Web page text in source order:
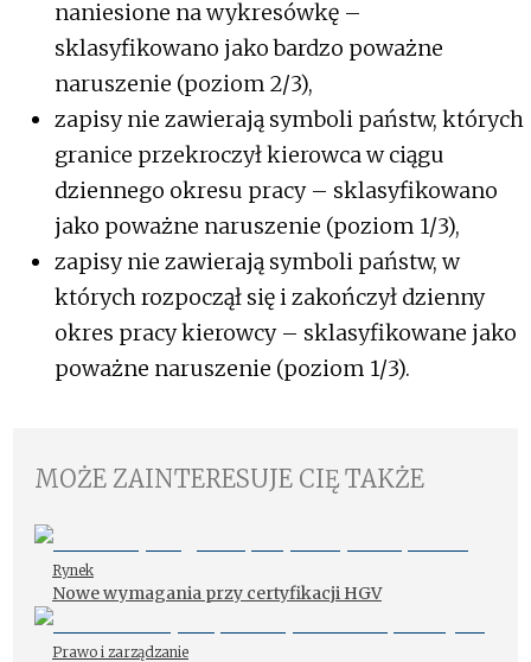
naniesione na wykresówkę –
sklasyfikowano jako bardzo poważne
naruszenie (poziom 2/3),
zapisy nie zawierają symboli państw, których
granice przekroczył kierowca w ciągu
dziennego okresu pracy – sklasyfikowano
jako poważne naruszenie (poziom 1/3),
zapisy nie zawierają symboli państw, w
których rozpoczął się i zakończył dzienny
okres pracy kierowcy – sklasyfikowane jako
poważne naruszenie (poziom 1/3).
MOŻE ZAINTERESUJE CIĘ TAKŻE
Rynek
Nowe wymagania przy certyfikacji HGV
Prawo i zarządzanie